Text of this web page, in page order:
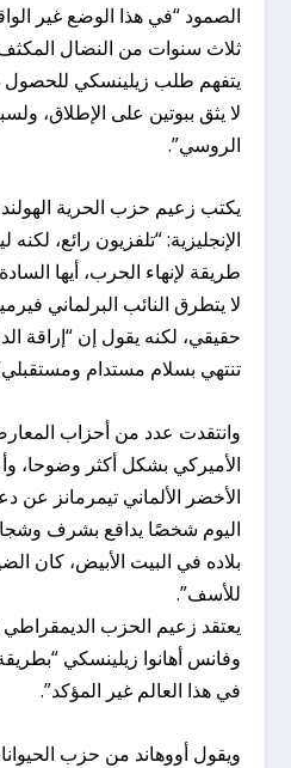
الصمود “في هذا الوضع غير
ثلاث سنوات من النضال المكثف
يتفهم طلب زيلينسكي للحصول
لا يثق ببوتين على الإطلاق،
الروسي”.
الإنجليزية: “تلفزيون رائع،
طريقة لإنهاء الحرب، أيها
لا يتطرق النائب البرلماني
حقيقي، لكنه يقول إن “إراقة
تنتهي بسلام مستدام
وانتقدت عدد من أحزاب
الأميركي بشكل أكثر وضوحا،
الأخضر الألماني تيمرمانز عن
اليوم شخصًا يدافع بشرف
بلاده في البيت الأبيض، كان
للأسف”.
وفانس أهانوا زيلينسكي
في هذا العالم غير المؤكد”.
ويقول أووهاند من حزب